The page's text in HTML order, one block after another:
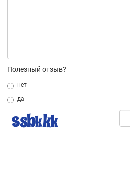
Полезный отзыв?
нет
да